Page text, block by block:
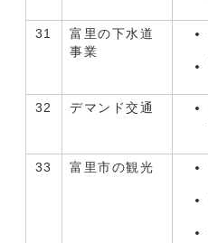
31
富里の下水道
事業
32 デマンド交通
33 富里市の観光